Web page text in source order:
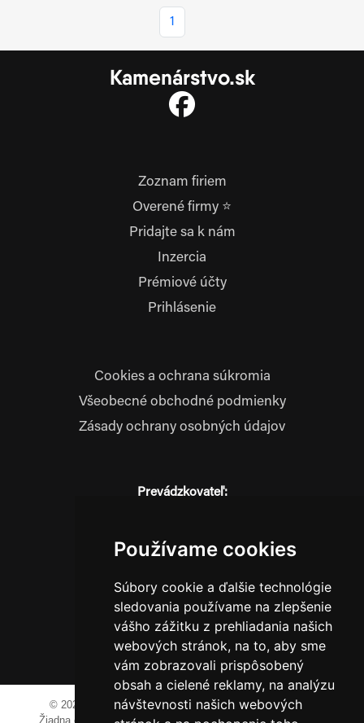
Používame cookies
Súbory cookie a ďalšie technológie
sledovania používame na zlepšenie
vášho zážitku z prehliadania našich
webových stránok, na to, aby sme
vám zobrazovali prispôsobený
obsah a cielené reklamy, na analýzu
návštevnosti našich webových
1
Kamenárstvo.sk
Zoznam firiem
Overené firmy ⭐
Pridajte sa k nám
Inzercia
Prémiové účty
Prihlásenie
Cookies a ochrana súkromia
Všeobecné obchodné podmienky
Zásady ochrany osobných údajov
Prevádzkovateľ:
014 01 Bytča
DIČ: 2121076738
0911 955 646
© 2023-2024 JM Media, s.r.o. Všetky práva vyhradené.
Žiadna časť tohto portálu ak nie je uvedené inak, nesmie byť